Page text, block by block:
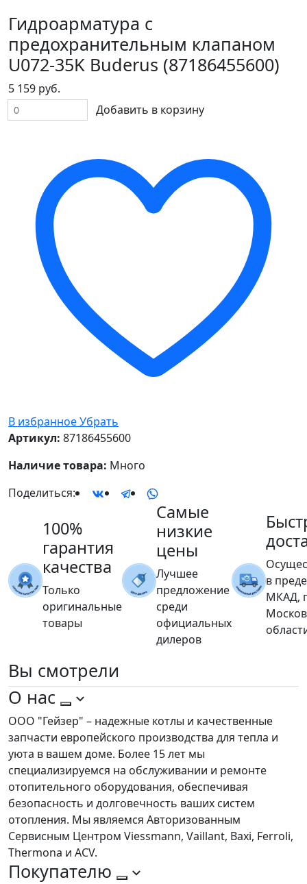
Гидроарматура с
предохранительным клапаном
U072-35K Buderus (87186455600)
5 159 руб.
Добавить в корзину
В избранноеУбрать
Артикул: 87186455600
Наличие товара: Много
Поделиться:
100%
гарантия
качества
Только
оригинальные
товары
Самые
низкие
цены
Лучшее
предложение
среди
официальных
дилеров
в
МКАД,
Вы смотрели
О нас
ООО "Гейзер" – надежные котлы и качественные
запчасти европейского производства для тепла и
уюта в вашем доме. Более 15 лет мы
специализируемся на обслуживании и ремонте
отопительного оборудования, обеспечивая
безопасность и долговечность ваших систем
отопления. Мы являемся Авторизованным
Сервисным Центром Viessmann, Vaillant, Baxi, Ferroli,
Thermona и ACV.
Покупателю